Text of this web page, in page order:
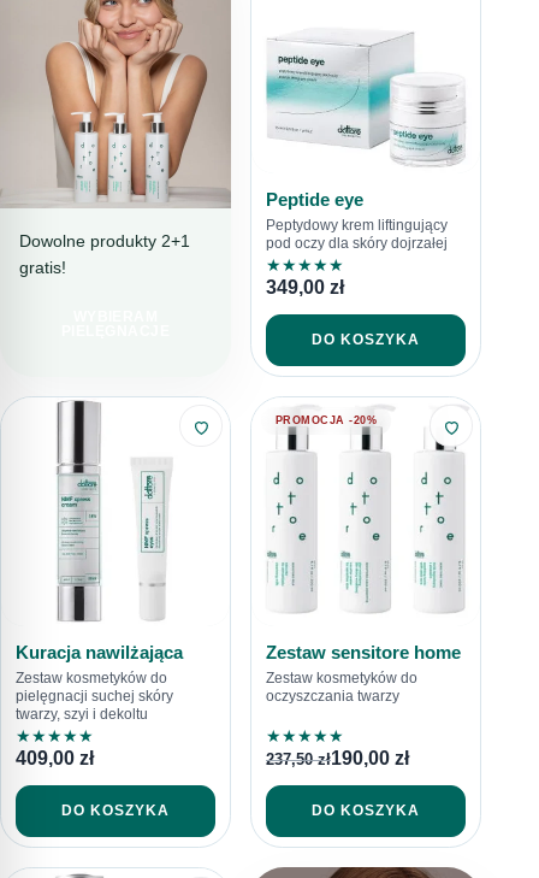
PIELĘGNACJA
Dowolne produkty 2+1
gratis!
Peptide eye
Peptydowy krem liftingujący
pod oczy dla skóry dojrzałej
★★★★★
349,00 zł
DO KOSZYKA
Kuracja nawilżająca
Zestaw kosmetyków do
pielęgnacji suchej skóry
twarzy, szyi i dekoltu
★★★★★
409,00 zł
DO KOSZYKA
PROMOCJA -20%
Zestaw sensitore home
Zestaw kosmetyków do
oczyszczania twarzy
★★★★★
237,50zł190,00 zł
DO KOSZYKA